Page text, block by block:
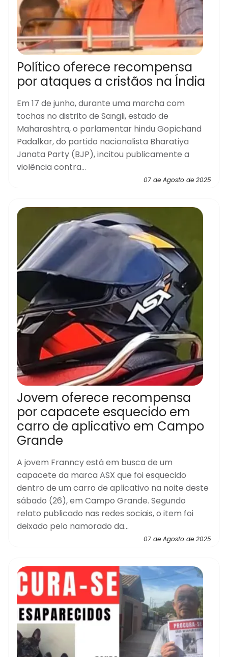
Político oferece recompensa
por ataques a cristãos na Índia
Em 17 de junho, durante uma marcha com
tochas no distrito de Sangli, estado de
Maharashtra, o parlamentar hindu Gopichand
Padalkar, do partido nacionalista Bharatiya
Janata Party (BJP), incitou publicamente a
violência contra...
07 de Agosto de 2025
Jovem oferece recompensa
por capacete esquecido em
carro de aplicativo em Campo
Grande
A jovem Franncy está em busca de um
capacete da marca ASX que foi esquecido
dentro de um carro de aplicativo na noite deste
sábado (26), em Campo Grande. Segundo
relato publicado nas redes sociais, o item foi
deixado pelo namorado da...
07 de Agosto de 2025